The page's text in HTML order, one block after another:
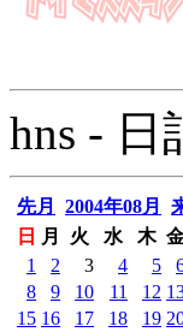
hns - 日
先月 2004年08月
日
月 火 水 木
1
2 3 4 5
8
9 10 11 12
15 16 17 18 19